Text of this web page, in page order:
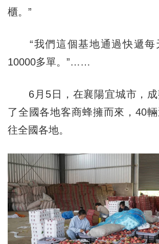
櫃。”
“我們這個基地通過快遞每
10000多單。”……
6月5日，在襄陽宜城市，成
了全國各地客商蜂擁而來，40
往全國各地。